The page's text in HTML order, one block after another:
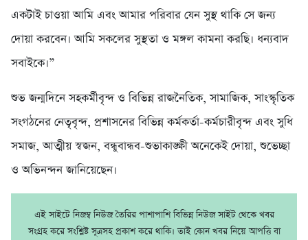
একটাই চাওয়া আমি এবং আমার পরিবার যেন সুস্থ থাকি সে জন্য
দোয়া করবেন। আমি সকলের সুস্থতা ও মঙ্গল কামনা করছি। ধন্যবাদ
সবাইকে।”
শুভ জন্মদিনে সহকর্মীবৃন্দ ও বিভিন্ন রাজনৈতিক, সামাজিক, সাংস্কৃতিক
সংগঠনের নেতৃবৃন্দ, প্রশাসনের বিভিন্ন কর্মকর্তা-কর্মচারীবৃন্দ এবং সুধি
সমাজ, আত্মীয় স্বজন, বন্ধুবান্ধব-শুভাকাঙ্ক্ষী অনেকেই দোয়া, শুভেচ্ছা
ও অভিনন্দন জানিয়েছেন।
এই সাইটে নিজম্ব নিউজ তৈরির পাশাপাশি বিভিন্ন নিউজ সাইট থেকে খবর
সংগ্রহ করে সংশ্লিষ্ট সূত্রসহ প্রকাশ করে থাকি। তাই কোন খবর নিয়ে আপত্তি বা